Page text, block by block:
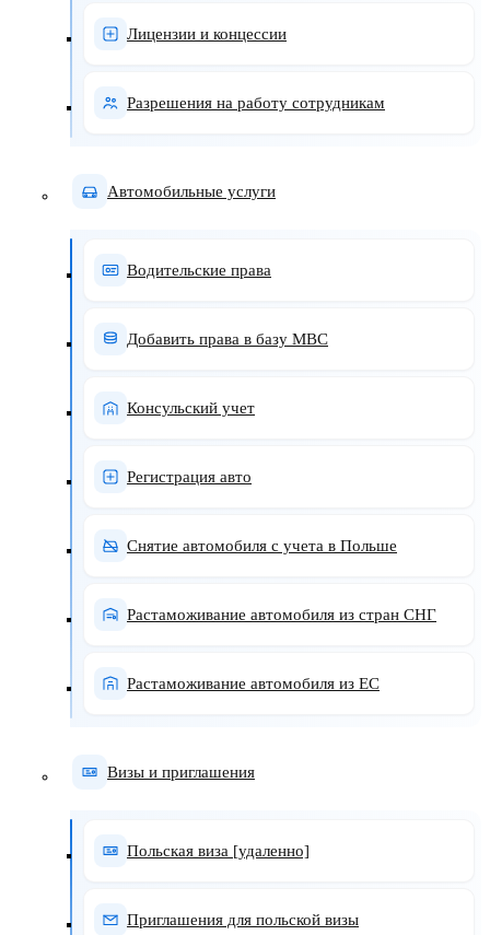
Лицензии и концессии
Разрешения на работу сотрудникам
Автомобильные услуги
Водительские права
Добавить права в базу МВС
Консульский учет
Регистрация авто
Снятие автомобиля с учета в Польше
Растаможивание автомобиля из стран СНГ
Растаможивание автомобиля из ЕС
Визы и приглашения
Польская виза [удаленно]
Приглашения для польской визы